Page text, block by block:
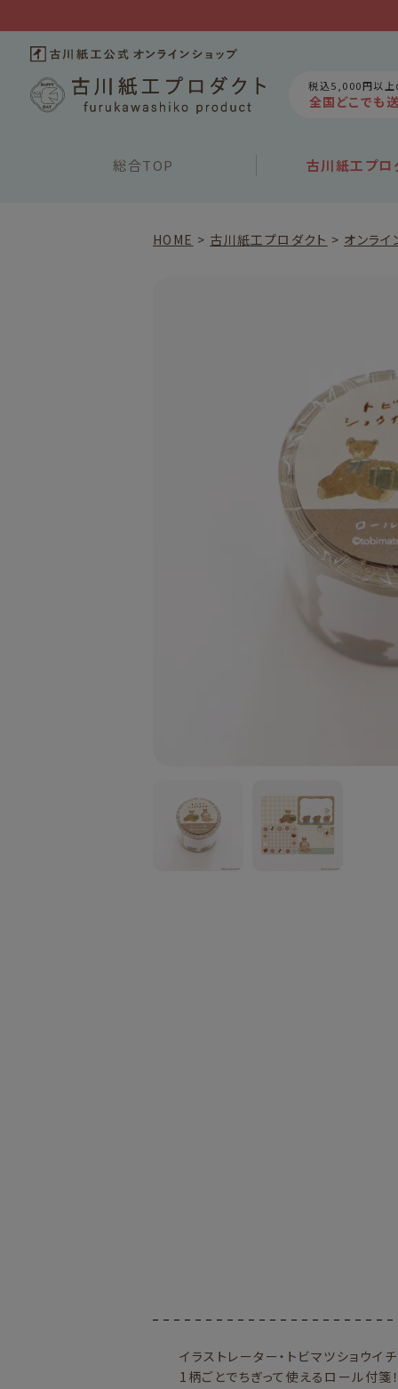
税込5,000円以上
全国どこでも
総合TOP 古川紙工プロ
HOME 古川紙工プロダクト オンライ
イラストレーター・トビマツショウイ
1柄ごとでちぎって使えるロール付箋